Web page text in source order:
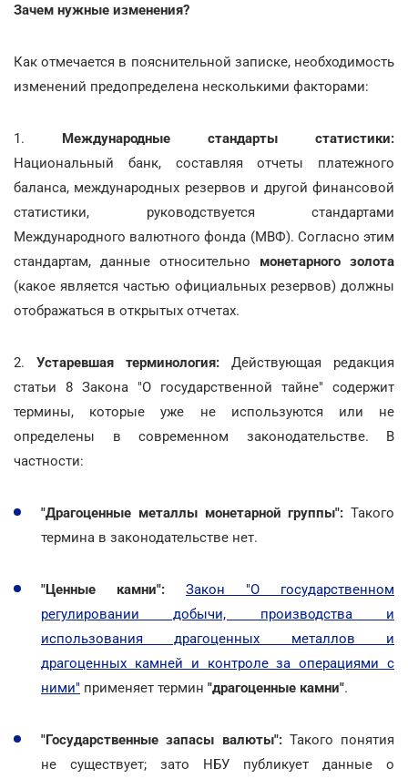
Зачем нужные изменения?
Как отмечается в пояснительной записке, необходимость
изменений предопределена несколькими факторами:
1. Международные стандарты статистики:
Национальный банк, составляя отчеты платежного
баланса, международных резервов и другой финансовой
статистики, руководствуется стандартами
Международного валютного фонда (МВФ). Согласно этим
стандартам, данные относительно монетарного золота
(какое является частью официальных резервов) должны
отображаться в открытых отчетах.
2. Устаревшая терминология: Действующая редакция
статьи 8 Закона "О государственной тайне" содержит
термины, которые уже не используются или не
определены в современном законодательстве. В
частности:
"Драгоценные металлы монетарной группы": Такого
термина в законодательстве нет.
"Ценные камни":
Закон "О государственном
регулировании добычи, производства и
использования драгоценных металлов и
драгоценных камней и контроле за операциями с
ними" применяет термин "драгоценные камни".
"Государственные запасы валюты":Такого понятия
не существует; зато НБУ публикует данные о